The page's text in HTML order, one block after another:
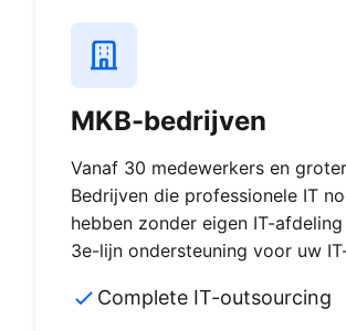
MKB-bedrijven
Vanaf 30 medewerkers en
Bedrijven die professionele IT
hebben zonder eigen IT-
3e-lijn ondersteuning voor uw
Complete IT-outsourcing